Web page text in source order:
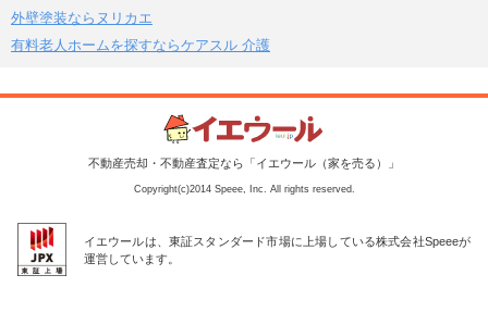
外壁塗装ならヌリカエ
有料老人ホームを探すならケアスル 介護
不動産売却・不動産査定なら「イエウール（家を売る）」
Copyright(c)2014 Speee, Inc. All rights reserved.
イエウールは、東証スタンダード市場に上場している株式会社Speeeが
運営しています。